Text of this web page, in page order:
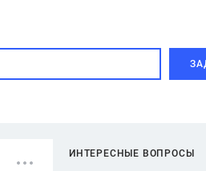
ИНТЕРЕСНЫЕ ВОПРОСЫ